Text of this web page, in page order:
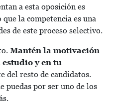
a esta oposición es
la competencia es una
de este proceso selectivo.
Mantén la motivación
y en tu
del resto de candidatos.
puedas por ser uno de los